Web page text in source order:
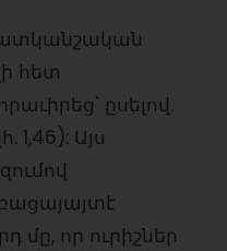
հետ
ըսելով.
1,46): Այս
մը, որ ուրիշներ